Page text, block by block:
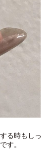
る時もしっ
す。